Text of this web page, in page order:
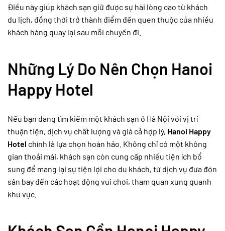
Điều này giúp khách sạn giữ được sự hài lòng cao từ khách
du lịch, đồng thời trở thành điểm đến quen thuộc của nhiều
khách hàng quay lại sau mỗi chuyến đi.
Những Lý Do Nên Chọn Hanoi
Happy Hotel
Nếu bạn đang tìm kiếm một khách sạn ở Hà Nội với vị trí
thuận tiện, dịch vụ chất lượng và giá cả hợp lý, Hanoi Happy
Hotel chính là lựa chọn hoàn hảo. Không chỉ có một không
gian thoải mái, khách sạn còn cung cấp nhiều tiện ích bổ
sung để mang lại sự tiện lợi cho du khách, từ dịch vụ đưa đón
sân bay đến các hoạt động vui chơi, tham quan xung quanh
khu vực.